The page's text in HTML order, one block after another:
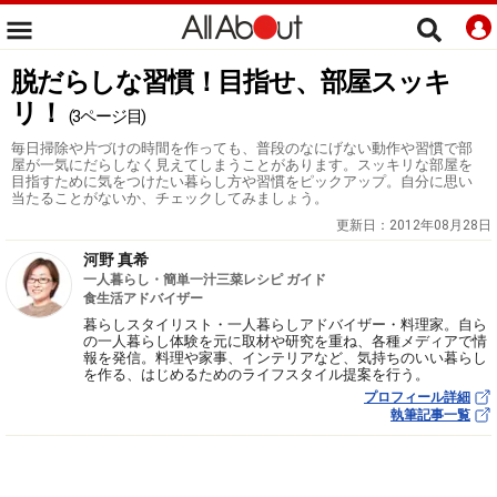
脱だらしな習慣！目指せ、部屋スッキ
リ！
(3ページ目)
毎日掃除や片づけの時間を作っても、普段のなにげない動作や習慣で部
屋が一気にだらしなく見えてしまうことがあります。スッキリな部屋を
目指すために気をつけたい暮らし方や習慣をピックアップ。自分に思い
当たることがないか、チェックしてみましょう。
更新日： 2012年08月28日
河野 真希
一人暮らし・簡単一汁三菜レシピ ガイド
食生活アドバイザー
暮らしスタイリスト・一人暮らしアドバイザー・料理家。自ら
の一人暮らし体験を元に取材や研究を重ね、各種メディアで情
報を発信。料理や家事、インテリアなど、気持ちのいい暮らし
を作る、はじめるためのライフスタイル提案を行う。
プロフィール詳細
執筆記事一覧